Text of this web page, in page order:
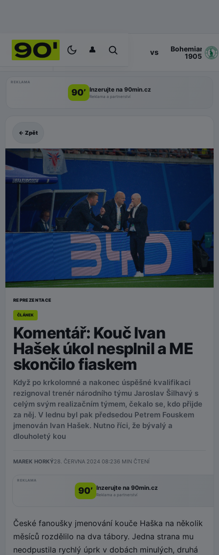
👤
PROGRAM 17:00 Zlin vs
Bohemians
1905
REKLAMA
90’ Inzerujte na 90min.cz
Reklama a partnerství
← Zpět
REPREZENTACE
ČLÁNEK
Komentář: Kouč Ivan
Hašek úkol nesplnil a ME
skončilo fiaskem
Když po krkolomné a nakonec úspěšné kvalifikaci
rezignoval trenér národního týmu Jaroslav Šilhavý s
celým svým realizačním týmem, čekalo se, kdo přijde
za něj. V lednu byl pak předsedou Petrem Fouskem
jmenován Ivan Hašek. Nutno říci, že bývalý a
dlouholetý kou
MAREK HORKÝ28. ČERVNA 2024 08:236 MIN ČTENÍ
REKLAMA
90’ Inzerujte na 90min.cz
Reklama a partnerství
České fanoušky jmenování kouče Haška na několik
měsíců rozdělilo na dva tábory. Jedna strana mu
neodpustila rychlý úprk v dobách minulých, druhá